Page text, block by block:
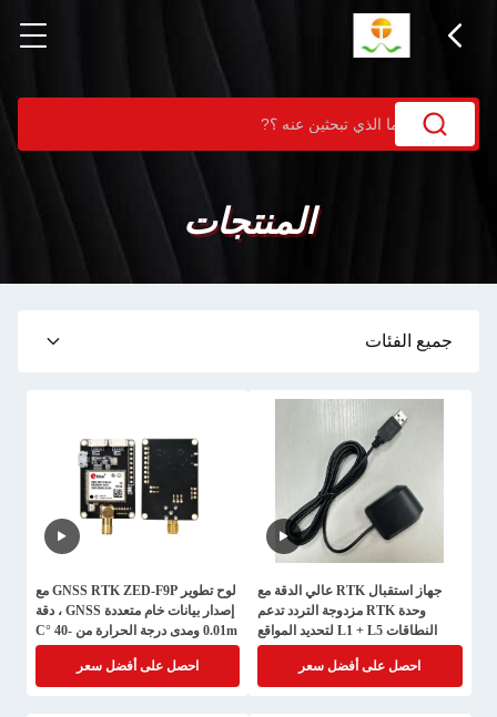
المنتجات
جميع الفئات
جهاز استقبال RTK عالي الدقة مع
وحدة RTK مزدوجة التردد تدعم
النطاقات L1 + L5 لتحديد المواقع
على مستوى السنتيمتر
احصل على أفضل سعر
لوح تطوير GNSS RTK ZED-F9P مع
إصدار بيانات خام متعددة GNSS ، دقة
0.01m ومدى درجة الحرارة من -40 °C
احصل على أفضل سعر